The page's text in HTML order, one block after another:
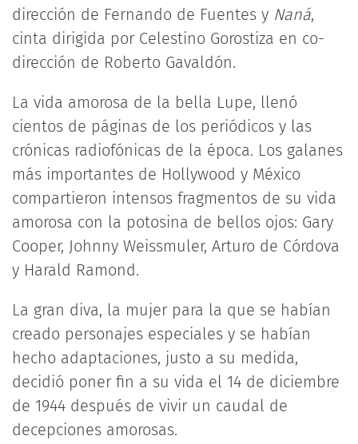
dirección de Fernando de Fuentes y Naná,
cinta dirigida por Celestino Gorostiza en co-
dirección de Roberto Gavaldón.
La vida amorosa de la bella Lupe, llenó
cientos de páginas de los periódicos y las
crónicas radiofónicas de la época. Los galanes
más importantes de Hollywood y México
compartieron intensos fragmentos de su vida
amorosa con la potosina de bellos ojos: Gary
Cooper, Johnny Weissmuler, Arturo de Córdova
y Harald Ramond.
La gran diva, la mujer para la que se habían
creado personajes especiales y se habían
hecho adaptaciones, justo a su medida,
decidió poner fin a su vida el 14 de diciembre
de 1944 después de vivir un caudal de
decepciones amorosas.